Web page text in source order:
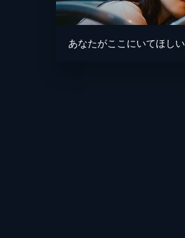
あなたがここにいてほしい